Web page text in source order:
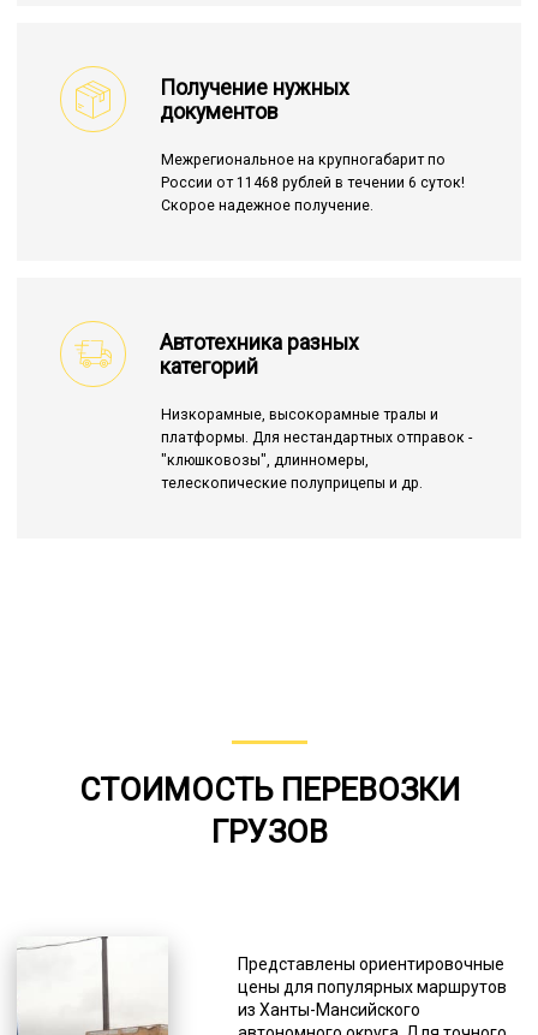
Получение нужных
документов
Межрегиональное на крупногабарит по
России от 11468 рублей в течении 6 суток!
Скорое надежное получение.
Автотехника разных
категорий
Низкорамные, высокорамные тралы и
платформы. Для нестандартных отправок -
"клюшковозы", длинномеры,
телескопические полуприцепы и др.
СТОИМОСТЬ ПЕРЕВОЗКИ
ГРУЗОВ
Представлены ориентировочные
цены для популярных маршрутов
из Ханты-Мансийского